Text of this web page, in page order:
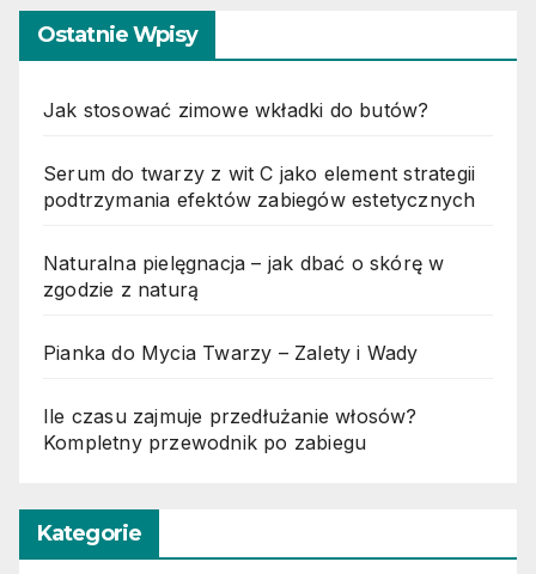
Ostatnie Wpisy
Jak stosować zimowe wkładki do butów?
Serum do twarzy z wit C jako element strategii
podtrzymania efektów zabiegów estetycznych
Naturalna pielęgnacja – jak dbać o skórę w
zgodzie z naturą
Pianka do Mycia Twarzy – Zalety i Wady
Ile czasu zajmuje przedłużanie włosów?
Kompletny przewodnik po zabiegu
Kategorie